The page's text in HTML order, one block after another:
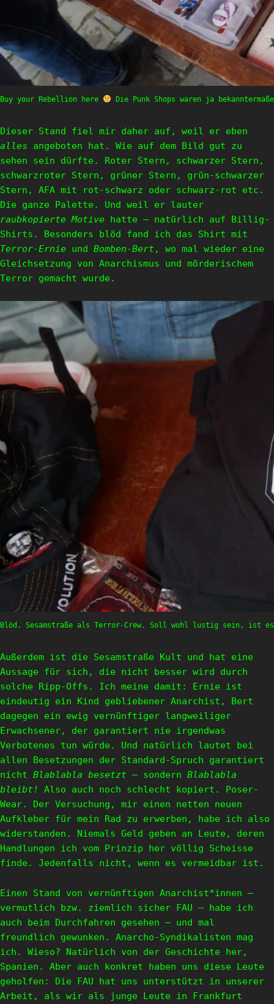
Buy your Rebellion here Die Punk Shops waren ja
Dieser Stand fiel mir daher auf, weil er eben
alles angeboten hat. Wie auf dem Bild gut zu
sehen sein dürfte. Roter Stern, schwarzer Stern,
schwarzroter Stern, grüner Stern, grün-schwarzer
Stern, AFA mit rot-schwarz oder schwarz-rot etc.
Die ganze Palette. Und weil er lauter
raubkopierte Motive hatte – natürlich auf Billig-
Shirts. Besonders blöd fand ich das Shirt mit
Terror-Ernie und Bomben-Bert, wo mal wieder eine
Gleichsetzung von Anarchismus und mörderischem
Terror gemacht wurde.
Blöd. Sesamstraße als Terror-Crew. Soll wohl lustig sein, ist es
Außerdem ist die Sesamstraße Kult und hat eine
Aussage für sich, die nicht besser wird durch
solche Ripp-Offs. Ich meine damit: Ernie ist
eindeutig ein Kind gebliebener Anarchist, Bert
dagegen ein ewig vernünftiger langweiliger
Erwachsener, der garantiert nie irgendwas
Verbotenes tun würde. Und natürlich lautet bei
allen Besetzungen der Standard-Spruch garantiert
nicht Blablabla besetzt – sondern Blablabla
bleibt! Also auch noch schlecht kopiert. Poser-
Wear. Der Versuchung, mir einen netten neuen
Aufkleber für mein Rad zu erwerben, habe ich also
widerstanden. Niemals Geld geben an Leute, deren
Handlungen ich vom Prinzip her völlig Scheisse
finde. Jedenfalls nicht, wenn es vermeidbar ist.
Einen Stand von vernünftigen Anarchist*innen –
vermutlich bzw. ziemlich sicher FAU – habe ich
auch beim Durchfahren gesehen – und mal
freundlich gewunken. Anarcho-Syndikalisten mag
ich. Wieso? Natürlich von der Geschichte her,
Spanien. Aber auch konkret haben uns diese Leute
geholfen: Die FAU hat uns unterstützt in unserer
Arbeit, als wir als junge Leute in Frankfurt